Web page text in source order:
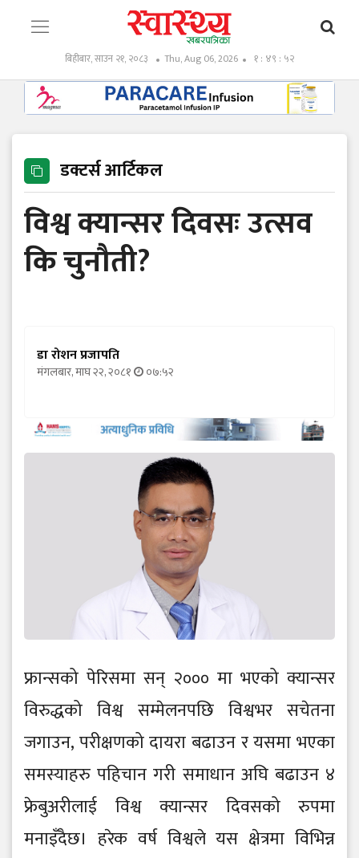
बिहीबार, साउन २१, २०८३ Thu, Aug 06, 2026 १ : ४९ : ५३
डक्टर्स आर्टिकल
विश्व क्यान्सर दिवसः उत्सव
कि चुनौती?
डा रोशन प्रजापति
मंगलबार, माघ २२, २०८१ ०७:५२
फ्रान्सको पेरिसमा सन् २००० मा भएको क्यान्सर
विरुद्धको विश्व सम्मेलनपछि विश्वभर सचेतना
जगाउन, परीक्षणको दायरा बढाउन र यसमा भएका
समस्याहरु पहिचान गरी समाधान अघि बढाउन ४
फ्रेबुअरीलाई विश्व क्यान्सर दिवसको रुपमा
मनाइँदैछ। हरेक वर्ष विश्वले यस क्षेत्रमा विभिन्न